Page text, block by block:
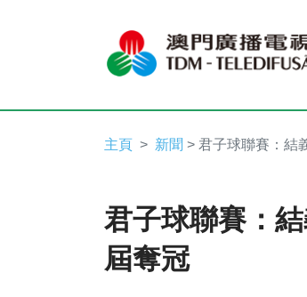
主頁 新聞 > 君子球聯賽：結
君子球聯賽：
屆奪冠